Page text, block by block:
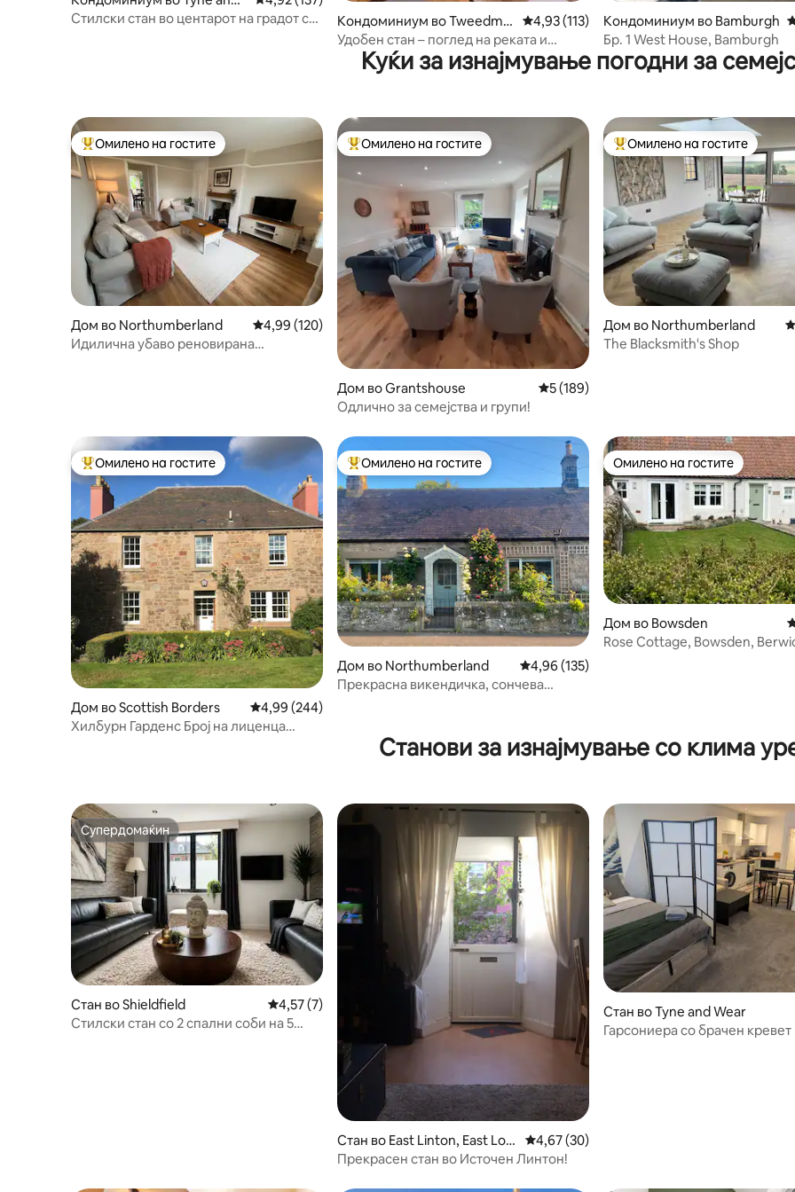
Wear
Стилски стан во центарот на градот со
Кондоминиум во Tweedmo
uth
Просечна оцена: 4,93 од 5, 113 рецензии
4,93 (113)
Удобен стан – поглед на реката и
пристаништето
Кондоминиум во Bamburgh
Бр. 1 West House, Bamburgh
Куќи за изнајмување погодни за
Меѓу најуспешните „Омилени на гостите“
Омилено на гостите
Дом во Northumberland Просечна оцена: 4,99 од 5, 120 рецензии
4,99 (120)
Идилична убаво реновирана
Меѓу најуспешните „Омилени на гостите“
Омилено на гостите
Дом во Grantshouse Просечна оцена: 5 од 5, 189 рецензии
5 (189)
Одлично за семејства и групи!
Меѓу најуспешните „Омилени
Омилено на гостите
Дом во Northumberland
The Blacksmith's Shop
Меѓу најуспешните „Омилени на гостите“
Омилено на гостите
Дом во Scottish Borders Просечна оцена: 4,99 од 5, 244 рецензии
4,99 (244)
Хилбурн Гарденс Број на лиценца
Меѓу најуспешните „Омилени на гостите“
Омилено на гостите
Дом во Northumberland Просечна оцена: 4,96 од 5, 135 рецензии
4,96 (135)
Прекрасна викендичка, сончева
Омилено на гостите
Омилено на гостите
Дом во Bowsden
Rose Cottage, Bowsden, Berwick-on-
Станови за изнајмување со клима
Супердомаќин
Супердомаќин
Стан во Shieldfield Просечна оцена: 4,57 од 5, 7 рецензии
4,57 (7)
Стилски стан со 2 спални соби на 5
Стан во East Linton, East Lot
hian
Просечна оцена: 4,67 од 5, 30 рецензии
4,67 (30)
Прекрасен стан во Источен Линтон!
Стан во Tyne and Wear
Гарсониера со брачен кревет